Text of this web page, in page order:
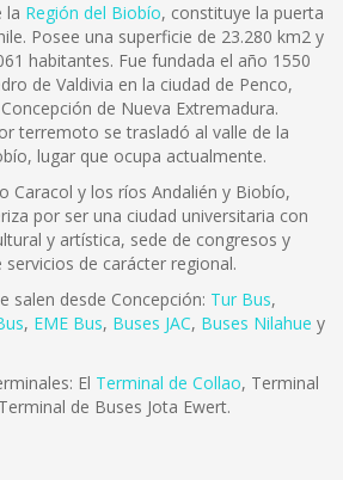
la Región del Biobío, constituye la puerta
Posee una superficie de 23.280 km2 y
habitantes. Fue fundada el año 1550
de Valdivia en la ciudad de Penco,
de Nueva Extremadura.
terremoto se trasladó al valle de la
lugar que ocupa actualmente.
Caracol y los ríos Andalién y Biobío,
por ser una ciudad universitaria con
y artística, sede de congresos y
de carácter regional.
salen desde Concepción: Tur Bus,
, EME Bus, Buses JAC, Buses Nilahue y
El Terminal de Collao, Terminal
de Buses Jota Ewert.